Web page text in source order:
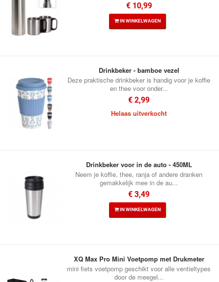
€ 10,99
IN WINKELWAGEN
Drinkbeker - bamboe vezel
Deze praktische drinkbeker is handig voor je koffie
en thee voor onder...
€ 2,99
Helaas uitverkocht
Drinkbeker voor in de auto - 450ML
Neem je koffie, thee, ranja of andere dranken
gemakkelijk mee in de au...
€ 3,49
IN WINKELWAGEN
XQ Max Pro Mini Voetpomp met Drukmeter
mini fiets voetpomp geschikt voor alle ventieltypes
door de meegel...